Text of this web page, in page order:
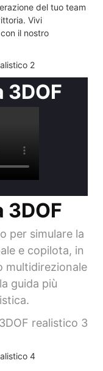
del tuo team
Vivi
il nostro
3DOF
3DOF
per simulare la
e copilota, in
multidirezionale
guida più